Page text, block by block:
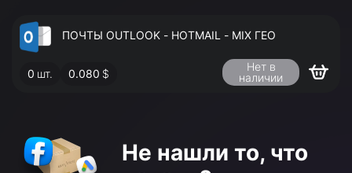
ПОЧТЫ OUTLOOK - HOTMAIL - MIX ГЕО
0 шт. 0.080 $
Нет в
наличии
Не нашли то, что